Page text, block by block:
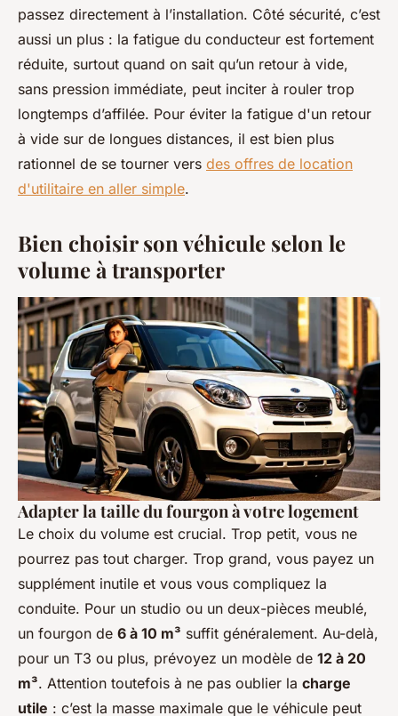
passez directement à l’installation. Côté sécurité, c’est
aussi un plus : la fatigue du conducteur est fortement
réduite, surtout quand on sait qu’un retour à vide,
sans pression immédiate, peut inciter à rouler trop
longtemps d’affilée. Pour éviter la fatigue d'un retour
à vide sur de longues distances, il est bien plus
rationnel de se tourner vers des offres de location
d'utilitaire en aller simple.
Bien choisir son véhicule selon le
volume à transporter
Adapter la taille du fourgon à votre logement
Le choix du volume est crucial. Trop petit, vous ne
pourrez pas tout charger. Trop grand, vous payez un
supplément inutile et vous vous compliquez la
conduite. Pour un studio ou un deux-pièces meublé,
un fourgon de 6 à 10 m³ suffit généralement. Au-delà,
pour un T3 ou plus, prévoyez un modèle de 12 à 20
m³. Attention toutefois à ne pas oublier la charge
utile : c’est la masse maximale que le véhicule peut